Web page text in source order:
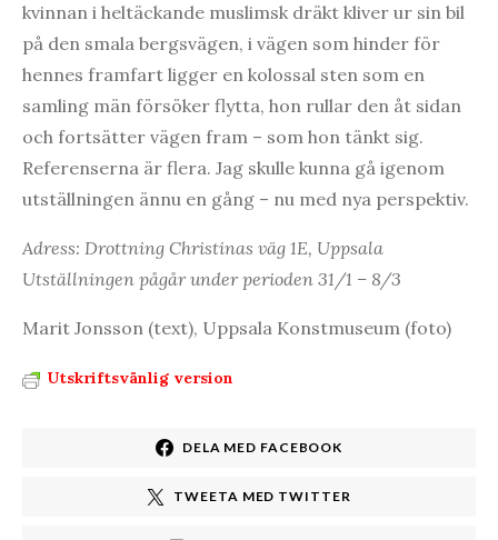
kvinnan i heltäckande muslimsk dräkt kliver ur sin bil
på den smala bergsvägen, i vägen som hinder för
hennes framfart ligger en kolossal sten som en
samling män försöker flytta, hon rullar den åt sidan
och fortsätter vägen fram – som hon tänkt sig.
Referenserna är flera. Jag skulle kunna gå igenom
utställningen ännu en gång – nu med nya perspektiv.
Adress: Drottning Christinas väg 1E, Uppsala
Utställningen pågår under perioden 31/1 – 8/3
Marit Jonsson (text), Uppsala Konstmuseum (foto)
Utskriftsvänlig version
DELA MED FACEBOOK
TWEETA MED TWITTER